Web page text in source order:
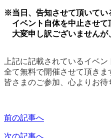
※当日、告知させて頂いてい
イベント自体を中止させて
大変申し訳ございませんが
上記に記載されているイベン
全て無料で開催させて頂きま
皆さまのご参加、心よりお待
前の記事へ
次の記事へ